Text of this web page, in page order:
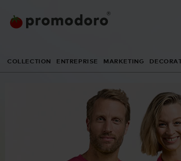
COLLECTION ENTREPRISE MARKETING